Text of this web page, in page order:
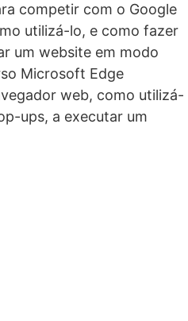
competir com o Google
utilizá-lo, e como fazer
um website em modo
Microsoft Edge
web, como utilizá-
ups, a executar um